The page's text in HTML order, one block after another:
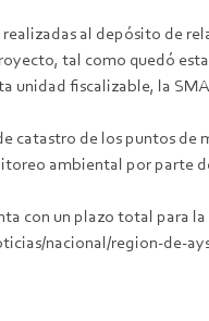
al depósito de
tal como quedó
unidad fiscalizable, la
catastro de los puntos
ambiental por parte
con un plazo total para
nacional/region-de-